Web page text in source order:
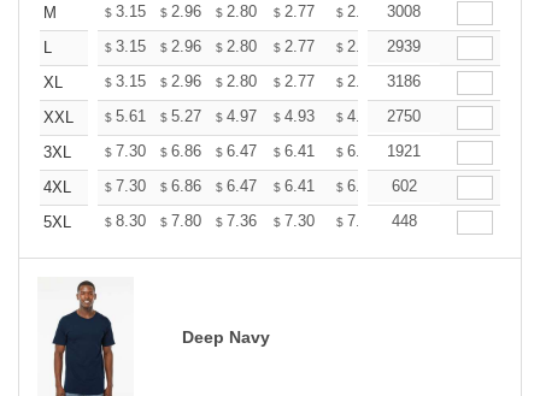
M
$ 3.15 $ 2.96 $ 2.80 $ 2.77 $ 2.72 $2.70
3008
L
$ 3.15 $ 2.96 $ 2.80 $ 2.77 $ 2.72 $2.70
2939
XL
$ 3.15 $ 2.96 $ 2.80 $ 2.77 $ 2.72 $2.70
3186
XXL
$ 5.61 $ 5.27 $ 4.97 $ 4.93 $ 4.85 $4.80
2750
3XL
$ 7.30 $ 6.86 $ 6.47 $ 6.41 $ 6.30 $6.25
1921
4XL
$ 7.30 $ 6.86 $ 6.47 $ 6.41 $ 6.30 $6.25
602
5XL
$ 8.30 $ 7.80 $ 7.36 $ 7.30 $ 7.17 $7.11
448
Deep Navy